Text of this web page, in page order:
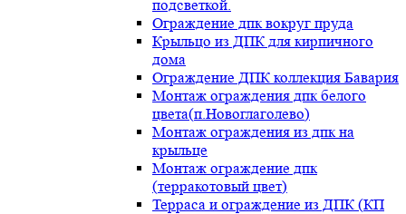
подсветкой.
Ограждение дпк вокруг пруда
Крыльцо из ДПК для кирпичного
дома
Ограждение ДПК коллекция Бавария
Монтаж ограждения дпк белого
цвета(п.Новоглаголево)
Монтаж ограждения из дпк на
крыльце
Монтаж ограждение дпк
(терракотовый цвет)
Терраса и ограждение из ДПК (КП